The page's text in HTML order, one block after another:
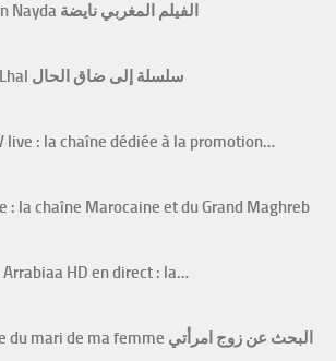
Film marocain Nayda الفيلم المغربي نايضة
Série Ila Da9 Lhal سلسلة إلى ضاق الحال
live : la chaîne dédiée à la promotion…
: la chaîne Marocaine et du Grand Maghreb
HD en direct : la…
A la recherche du mari de ma femme البحث عن زوج امرأتي